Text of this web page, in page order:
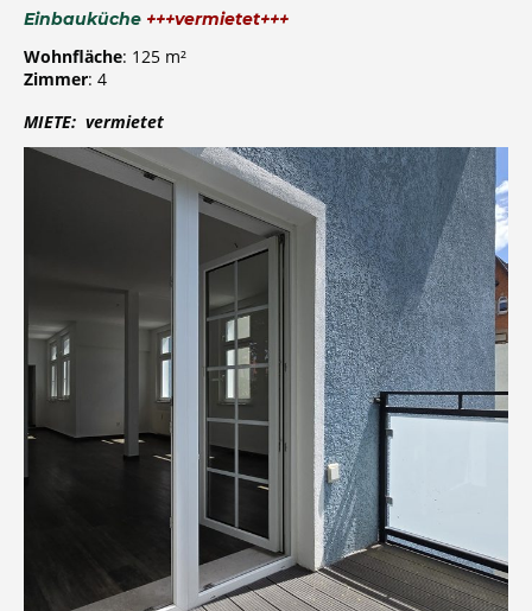
Einbauküche +++vermietet+++
Wohnfläche: 125 m²
Zimmer: 4
MIETE: vermietet